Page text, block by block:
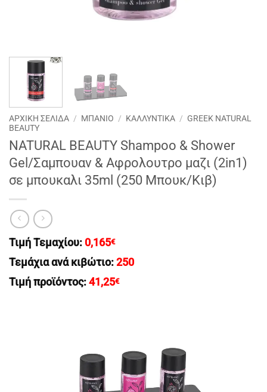
ΑΡΧΙΚΉ ΣΕΛΊΔΑ / ΜΠΑΝΙΟ / ΚΑΛΛΥΝΤΙΚΑ / GREEK NATURAL
BEAUTY
NATURAL BEAUTY Shampoo & Shower
Gel/Σαμπουαν & Αφρολουτρο μαζι (2in1)
σε μπουκαλι 35ml (250 Μπουκ/Κιβ)
Τιμή Τεμαχίου: 0,165€
Τεμάχια ανά κιβώτιο: 250
Τιμή προϊόντος: 41,25€